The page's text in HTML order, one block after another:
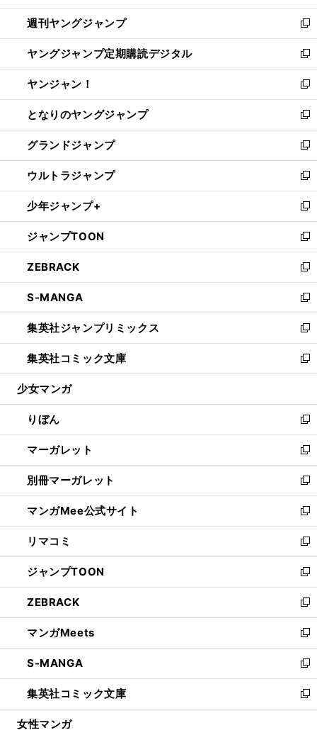
開
く
ウ
で
開
く
ン
ド
ウ
で
開
く
ウ
ィ
ン
ド
ウ
で
開
く
週刊ヤングジャンプ
新
し
い
ウ
ィ
ン
ド
ウ
で
開
く
ヤングジャンプ定期購読デジタル
新
し
い
ウ
ィ
ン
ド
ウ
で
開
く
ヤンジャン！
新
し
い
ウ
ィ
ン
ド
ウ
で
開
く
となりのヤングジャンプ
新
し
い
ウ
ィ
ン
ド
ウ
で
開
く
グランドジャンプ
新
し
い
ウ
ィ
ン
ド
ウ
で
開
く
ウルトラジャンプ
新
し
い
ウ
ィ
ン
ド
ウ
で
開
く
少年ジャンプ+
新
し
い
ウ
ィ
ン
ド
ウ
で
開
く
ジャンプTOON
新
し
い
ウ
ィ
ン
ド
ウ
で
開
ZEBRACK
新
し
い
ウ
ィ
ン
ド
ウ
開
く
S-MANGA
新
し
い
ウ
ィ
ン
ウ
で
開
く
集英社ジャンプリミックス
新
し
い
ウ
ン
ド
ウ
で
開
く
集英社コミック文庫
新
し
ウ
ィ
ン
ド
ウ
で
開
く
少女マンガ
りぼん
新
し
い
ウ
ィ
ン
ド
ウ
で
開
く
マーガレット
新
し
い
ウ
ィ
ン
ド
ウ
で
開
く
別冊マーガレット
新
し
い
ウ
ィ
ン
ド
ウ
で
開
く
マンガMee公式サイト
新
し
い
ウ
ィ
ン
ド
ウ
で
開
く
リマコミ
新
し
い
ウ
ィ
ン
ド
ウ
で
開
く
ジャンプTOON
新
し
い
ウ
ィ
ン
ド
ウ
で
開
ZEBRACK
新
し
い
ウ
ィ
ン
ド
ウ
マンガMeets
新
し
い
ウ
ィ
ン
S-MANGA
新
し
い
ウ
集英社コミック文庫
新
し
女性マンガ